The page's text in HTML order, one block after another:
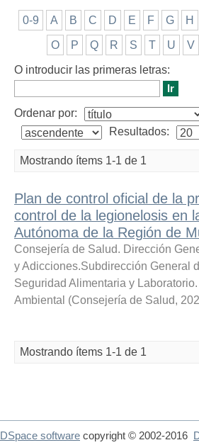
0-9 A B C D E F G H
O P Q R S T U V
O introducir las primeras letras:
Ordenar por:
Resultados:
Mostrando ítems 1-1 de 1
Plan de control oficial de la
control de la legionelosis en
Autónoma de la Región de
Consejería de Salud. Dirección
y Adicciones.Subdirección General
Seguridad Alimentaria y
Ambiental (Consejería de Salud,
Mostrando ítems 1-1 de 1
DSpace software copyright © 2002-2016